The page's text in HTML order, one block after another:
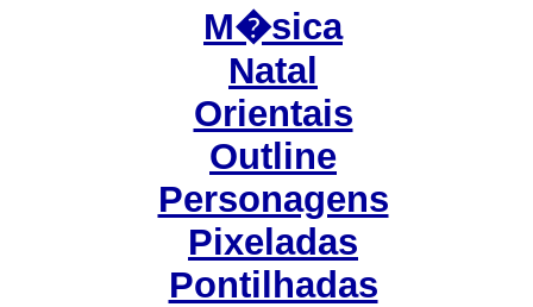
M�sica
Natal
Orientais
Outline
Personagens
Pixeladas
Pontilhadas